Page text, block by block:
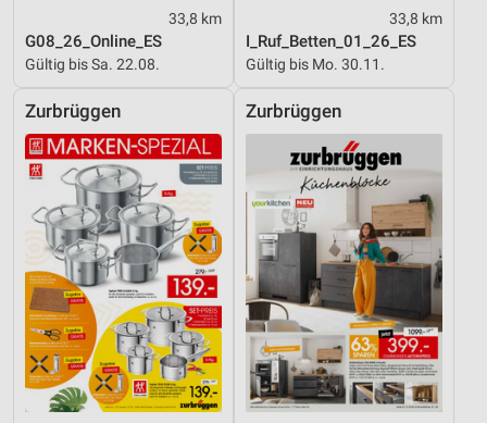
33,8 km
G08_26_Online_ES
Gültig bis Sa. 22.08.
33,8 km
I_Ruf_Betten_01_26_ES
Gültig bis Mo. 30.11.
Zurbrüggen Zurbrüggen